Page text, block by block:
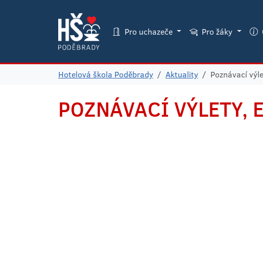
Pro uchazeče Pro žáky
Hotelová škola Poděbrady Aktuality Poznávací
POZNÁVACÍ VÝLETY,